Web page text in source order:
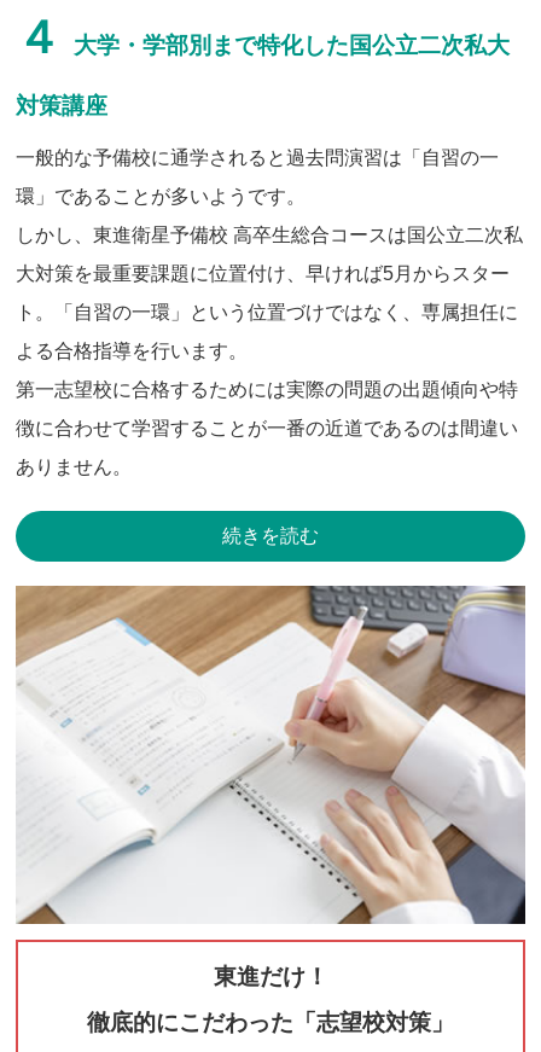
４ 大学・学部別まで特化した国公立二次私大
対策講座
一般的な予備校に通学されると過去問演習は「自習の一
環」であることが多いようです。
しかし、東進衛星予備校 高卒生総合コースは国公立二次私
大対策を最重要課題に位置付け、早ければ5月からスター
ト。「自習の一環」という位置づけではなく、専属担任に
よる合格指導を行います。
第一志望校に合格するためには実際の問題の出題傾向や特
徴に合わせて学習することが一番の近道であるのは間違い
ありません。
続きを読む
東進だけ！
徹底的にこだわった「志望校対策」